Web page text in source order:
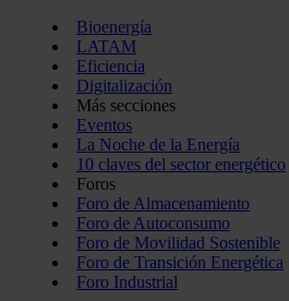
Bioenergía
LATAM
Eficiencia
Digitalización
Más secciones
Eventos
La Noche de la Energía
10 claves del sector energético
Foros
Foro de Almacenamiento
Foro de Autoconsumo
Foro de Movilidad Sostenible
Foro de Transición Energética
Foro Industrial